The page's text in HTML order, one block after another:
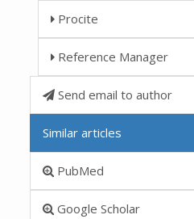
Procite
Reference Manager
Send email to author
Similar articles
PubMed
Google Scholar